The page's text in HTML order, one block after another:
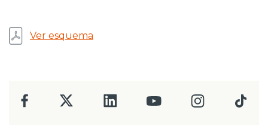
Ver esquema